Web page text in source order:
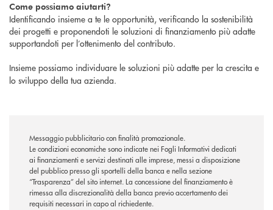
Come possiamo aiutarti?
Identificando insieme a te le opportunità, verificando la sostenibilità
dei progetti e proponendoti le soluzioni di finanziamento più adatte
supportandoti per l’ottenimento del contributo.
Insieme possiamo individuare le soluzioni più adatte per la crescita e
lo sviluppo della tua azienda.
Messaggio pubblicitario con finalità promozionale.
Le condizioni economiche sono indicate nei Fogli Informativi dedicati
ai finanziamenti e servizi destinati alle imprese, messi a disposizione
del pubblico presso gli sportelli della banca e nella sezione
“Trasparenza” del sito internet. La concessione del finanziamento è
rimessa alla discrezionalità della banca previo accertamento dei
requisiti necessari in capo al richiedente.